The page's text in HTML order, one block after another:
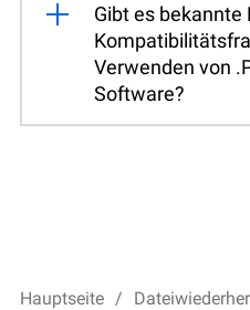
Gibt es bekannte
Verwenden von
Software?
Hauptseite